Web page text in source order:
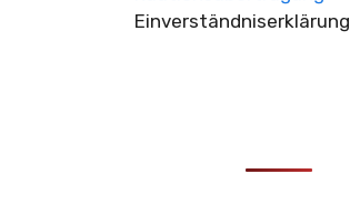
Einverständniserklärung